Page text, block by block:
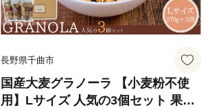
長野県千曲市
国産大麦グラノーラ 【小麦粉不使
用】Lサイズ 人気の3個セット 果物